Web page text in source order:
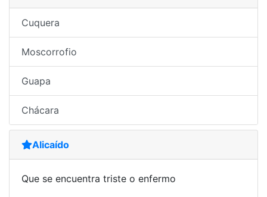
Cuquera
Moscorrofio
Guapa
Chácara
Alicaído
Que se encuentra triste o enfermo